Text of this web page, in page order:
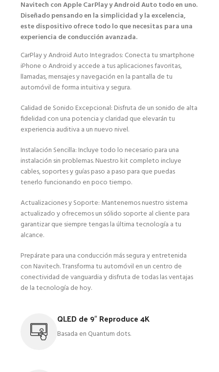
Navitech con Apple CarPlay y Android Auto todo en uno.
Diseñado pensando en la simplicidad y la excelencia,
este dispositivo ofrece todo lo que necesitas para una
experiencia de conducción avanzada.
CarPlay y Android Auto Integrados: Conecta tu smartphone
iPhone o Android y accede a tus aplicaciones favoritas,
llamadas, mensajes y navegación en la pantalla de tu
automóvil de forma intuitiva y segura.
Calidad de Sonido Excepcional: Disfruta de un sonido de alta
fidelidad con una potencia y claridad que elevarán tu
experiencia auditiva a un nuevo nivel.
Instalación Sencilla: Incluye todo lo necesario para una
instalación sin problemas. Nuestro kit completo incluye
cables, soportes y guías paso a paso para que puedas
tenerlo funcionando en poco tiempo.
Actualizaciones y Soporte: Mantenemos nuestro sistema
actualizado y ofrecemos un sólido soporte al cliente para
garantizar que siempre tengas la última tecnología a tu
alcance.
Prepárate para una conducción más segura y entretenida
con Navitech. Transforma tu automóvil en un centro de
conectividad de vanguardia y disfruta de todas las ventajas
de la tecnología de hoy.
QLED de 9″ Reproduce 4K
Basada en Quantum dots.